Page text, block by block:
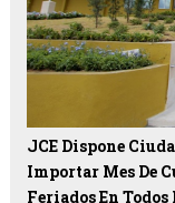
JCE Dispone
Importar Mes De
Feriados En